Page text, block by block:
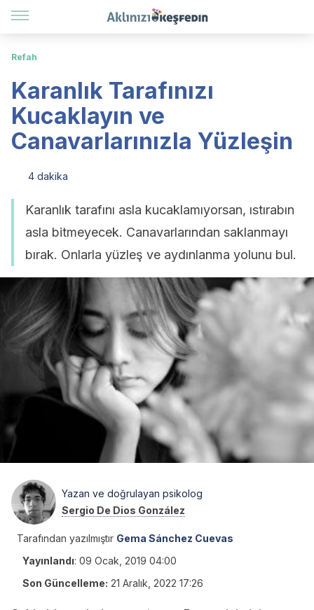
Refah
Karanlık Tarafınızı
Kucaklayın ve
Canavarlarınızla Yüzleşin
4 dakika
Karanlık tarafını asla kucaklamıyorsan, ıstırabın
asla bitmeyecek. Canavarlarından saklanmayı
bırak. Onlarla yüzleş ve aydınlanma yolunu bul.
Yazan ve doğrulayan psikolog
Sergio De Dios González
Tarafından yazılmıştır Gema Sánchez Cuevas
Yayınlandı: 09 Ocak, 2019 04:00
Son Güncelleme: 21 Aralık, 2022 17:26